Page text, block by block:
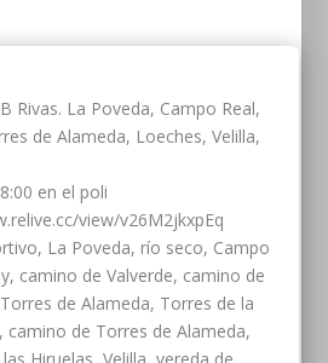
Rivas. La Poveda, Campo Real,
de Alameda, Loeches, Velilla,
en el poli
view/v26M2jkxpEq
La Poveda, río seco, Campo
camino de Valverde, camino de
de Alameda, Torres de la
camino de Torres de Alameda,